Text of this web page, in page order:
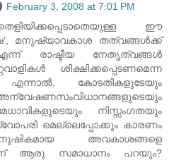
February 3, 2008 at 7:01 PM
ഈ
മനുഷ്യാവകാശ തത്വങ്ങള്‍ക്ക്
രാഷ്ടീയ നേതൃത്വങ്ങള്‍
ശിക്ഷിക്കപ്പെടണമെന്ന
എന്നാല്‍, കോടതികളുടേയും
നിസ്സംഗതയും
മെല്ലെപ്പോക്കും കാരണം
അവകാശങ്ങളെ
ആരു സമാധാനം പറയും?